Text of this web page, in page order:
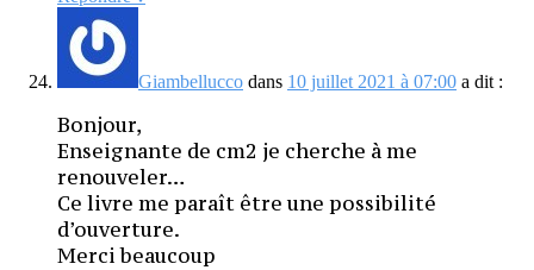
Giambellucco dans 10 juillet 2021 à 07:00 a dit :
Bonjour,
Enseignante de cm2 je cherche à me
renouveler…
Ce livre me paraît être une possibilité
d’ouverture.
Merci beaucoup